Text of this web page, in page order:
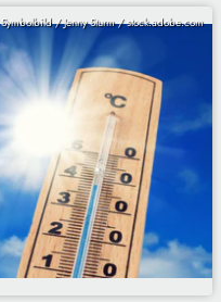
Symbolbild / Jenny Sturm / stock.adobe.com